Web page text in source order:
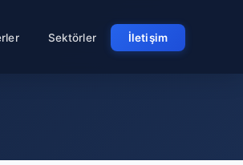
Sektörler İletişim